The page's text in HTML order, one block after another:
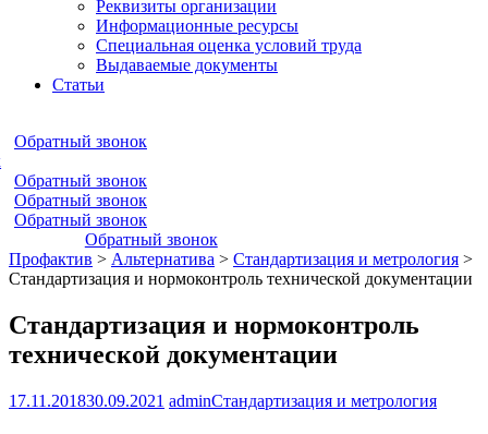
Реквизиты организации
Информационные ресурсы
Специальная оценка условий труда
Выдаваемые документы
Статьи
Обратный звонок
Обратный звонок
Обратный звонок
Обратный звонок
Обратный звонок
Профактив > Альтернатива > Стандартизация и метрология >
Стандартизация и нормоконтроль технической документации
Стандартизация и нормоконтроль
технической документации
17.11.201830.09.2021 adminСтандартизация и метрология